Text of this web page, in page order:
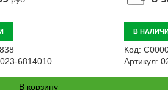
6814010
В корзину
В
Код:
Артикул: